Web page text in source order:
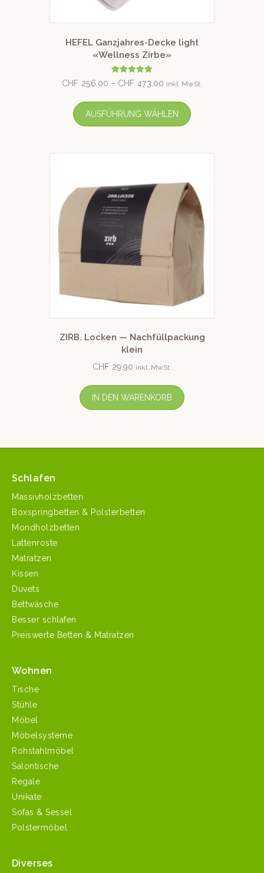
HEFEL Ganzjahres-Decke light
«Wellness Zirbe»
Bewertet mit
5.00
CHF 256.00 – CHF 473.00 inkl. MwSt.
AUSFÜHRUNG WÄHLEN
ZIRB. Locken — Nachfüllpackung
klein
CHF 29.90 inkl. MwSt.
IN DEN WARENKORB
Schlafen
Massivholzbetten
Boxspringbetten & Polsterbetten
Mondholzbetten
Lattenroste
Matratzen
Kissen
Duvets
Bettwäsche
Besser schlafen
Preiswerte Betten & Matratzen
Wohnen
Tische
Stühle
Möbel
Möbelsysteme
Rohstahlmöbel
Salontische
Regale
Unikate
Sofas & Sessel
Polstermöbel
Diverses